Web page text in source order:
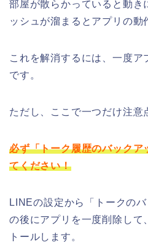
部屋が散らかっていると動き
ッシュが溜まるとアプリの動
これを解消するには、一度ア
です。
ただし、ここで一つだけ注意
必ず「トーク履歴のバックア
てください！
LINEの設定から「トークの
の後にアプリを一度削除して
トールします。